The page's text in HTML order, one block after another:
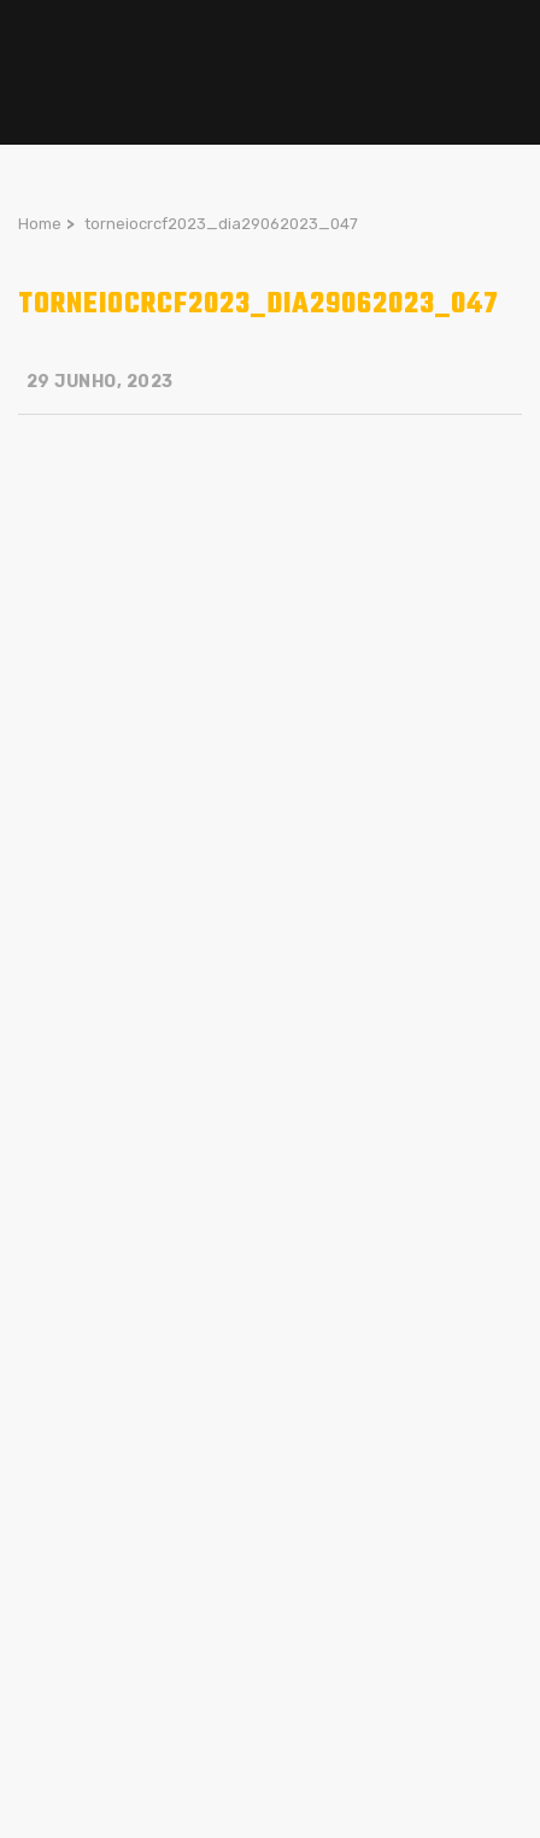
Home > torneiocrcf2023_dia29062023_047
TORNEIOCRCF2023_DIA29062023_047
29 JUNHO, 2023